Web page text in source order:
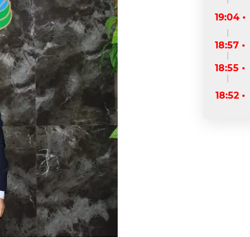
19:04 •
18:57 •
18:55 •
18:52 •